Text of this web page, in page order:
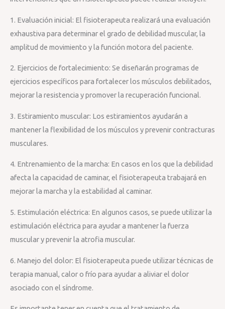
1. Evaluación inicial: El fisioterapeuta realizará una evaluación
exhaustiva para determinar el grado de debilidad muscular, la
amplitud de movimiento y la función motora del paciente.
2. Ejercicios de fortalecimiento: Se diseñarán programas de
ejercicios específicos para fortalecer los músculos debilitados,
mejorar la resistencia y promover la recuperación funcional.
3. Estiramiento muscular: Los estiramientos ayudarán a
mantener la flexibilidad de los músculos y prevenir contracturas
musculares.
4. Entrenamiento de la marcha: En casos en los que la debilidad
afecta la capacidad de caminar, el fisioterapeuta trabajará en
mejorar la marcha y la estabilidad al caminar.
5. Estimulación eléctrica: En algunos casos, se puede utilizar la
estimulación eléctrica para ayudar a mantener la fuerza
muscular y prevenir la atrofia muscular.
6. Manejo del dolor: El fisioterapeuta puede utilizar técnicas de
terapia manual, calor o frío para ayudar a aliviar el dolor
asociado con el síndrome.